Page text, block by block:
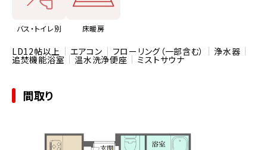
バス・トイレ別 床暖房
LD12帖以上 エアコン フローリング（一部含む） 浄水器
追焚機能浴室 温水洗浄便座 ミストサウナ
間取り